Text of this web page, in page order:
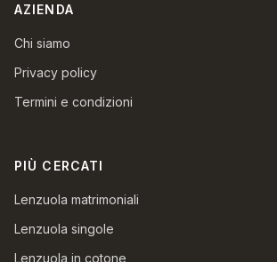
AZIENDA
Chi siamo
Privacy policy
Termini e condizioni
PIÙ CERCATI
Lenzuola matrimoniali
Lenzuola singole
Lenzuola in cotone